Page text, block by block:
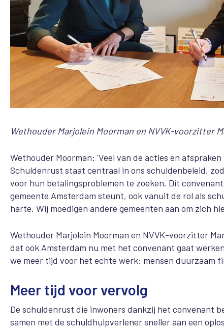
Wethouder Marjolein Moorman en NVVK-voorzitter
Wethouder Moorman: 'Veel van de acties en
Schuldenrust staat centraal in ons schuldenbeleid,
voor hun betalingsproblemen te zoeken. Dit
gemeente Amsterdam steunt, ook vanuit de rol als
harte. Wij moedigen andere gemeenten aan om zich
Wethouder Marjolein Moorman en NVVK-voorzitter
dat ook Amsterdam nu met het convenant gaat
we meer tijd voor het echte werk: mensen duurzaam
Meer tijd voor vervolg
De schuldenrust die inwoners dankzij het convenant
samen met de schuldhulpverlener sneller aan een